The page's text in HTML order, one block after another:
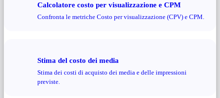
Calcolatore costo per visualizzazione e CPM
Confronta le metriche Costo per visualizzazione (CPV) e CPM.
Stima del costo dei media
Stima dei costi di acquisto dei media e delle impressioni
previste.